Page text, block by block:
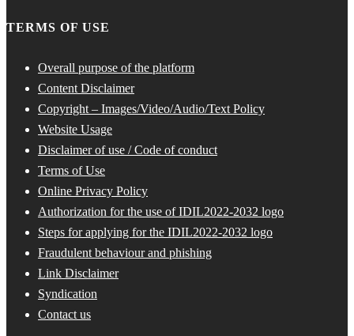
TERMS OF USE
Overall purpose of the platform
Content Disclaimer
Copyright – Images/Video/Audio/Text Policy
Website Usage
Disclaimer of use / Code of conduct
Terms of Use
Online Privacy Policy
Authorization for the use of IDIL2022-2032 logo
Steps for applying for the IDIL2022-2032 logo
Fraudulent behaviour and phishing
Link Disclaimer
Syndication
Contact us